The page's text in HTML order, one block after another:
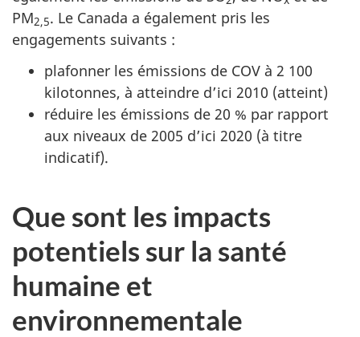
PM2,5. Le Canada a également pris les
engagements suivants :
plafonner les émissions de COV à 2 100
kilotonnes, à atteindre d’ici 2010 (atteint)
réduire les émissions de 20 % par rapport
aux niveaux de 2005 d’ici 2020 (à titre
indicatif).
Que sont les impacts
potentiels sur la santé
humaine et
environnementale